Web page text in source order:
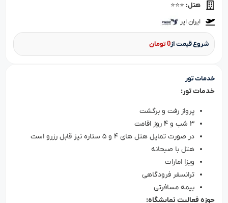
هتل: ⭐⭐⭐
ایران ایر
شروع قیمت از0 تومان
خدمات تور
خدمات تور:
پرواز رفت و برگشت
۳ شب و ۴ روز اقامت
در صورت تمایل هتل های ۴ و ۵ ستاره نیز قابل رزرو است
هتل با صبحانه
ویزا امارات
ترانسفر فرودگاهی
بیمه مسافرتی
حوزه فعالیت نمایشگاه: